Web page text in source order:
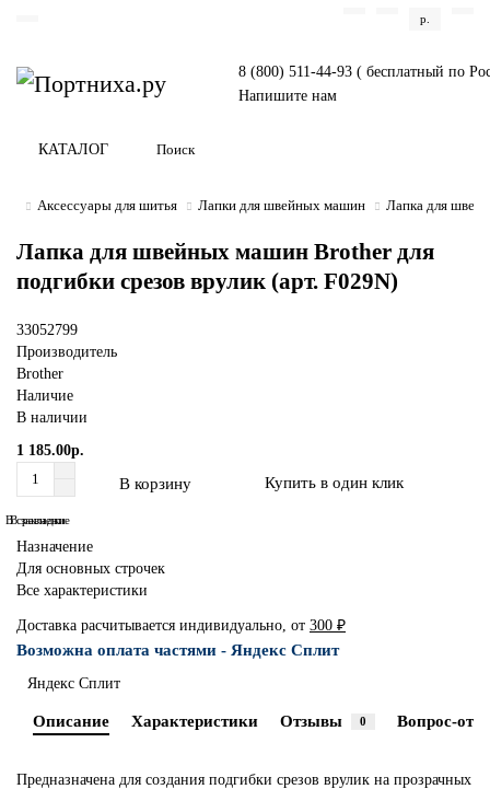
р.
8 (800) 511-44-93 ( бесплатный по
Напишите нам
КАТАЛОГ
Аксессуары для шитья Лапки для швейных машин Лапка для
Лапка для швейных машин Brother для
подгибки срезов врулик (арт. F029N)
33052799
Производитель
Brother
Наличие
В наличии
1 185.00р.
В корзину Купить в один клик
В закладки
В сравнение
Назначение
Для основных строчек
Все характеристики
Доставка расчитывается индивидуально, от 300 ₽
Возможна оплата частями - Яндекс Сплит
Яндекс Сплит
Описание Характеристики Отзывы 0 Вопрос-
Предназначена для создания подгибки срезов врулик на прозрачных